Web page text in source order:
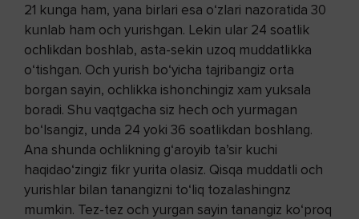
21 kunga ham, yana birlari esa o‘zlari nazoratida 30
kunlab ham och yurishgan. Lekin ular 24 soatlik
ochlikdan boshlab, asta-sekin uzoq muddatlikka
o‘tishgan. Och yurish bo‘yicha tajribangiz orta
borgan sayin, ochlikka ishonchingiz xam yuksala
boradi. Shu vaqtgacha siz hech och yurmagan
bo‘lsangiz, unda 24 yoki 36 soatlikdan boshlang.
Ana shunda ochlikning g‘aroyib ta’sir kuchi
haqidao‘zingiz fikr yurita olasiz. Qisqa muddatli och
yurishlar bilan tanangizni to‘liq tozalashingnz
mumkin. Tez-tez och yurgan sayin tanangiz ko‘proq